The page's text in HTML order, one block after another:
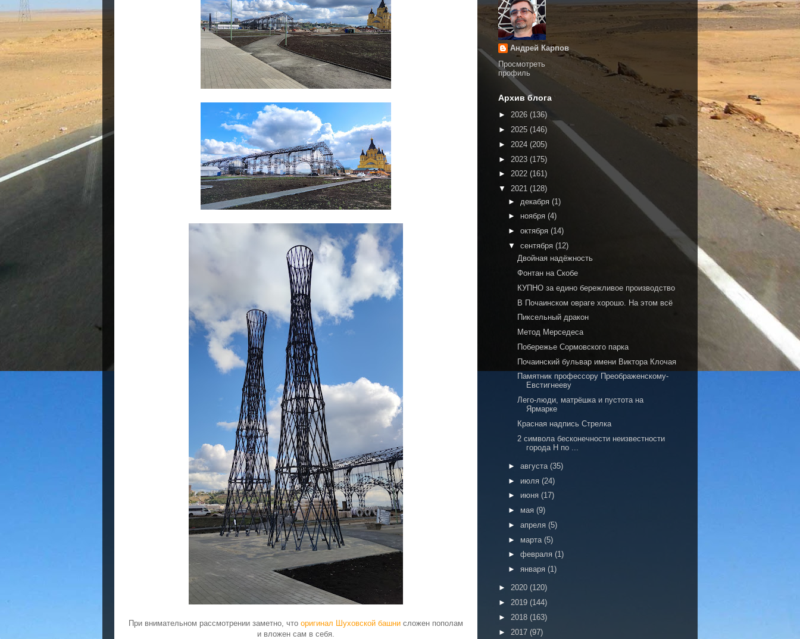
При внимательном рассмотрении заметно, что оригинал Шуховской башни сложен пополам
и вложен сам в себя.
Андрей Карпов
Просмотреть
профиль
Архив блога
► 2026 (136)
► 2025 (146)
► 2024 (205)
► 2023 (175)
► 2022 (161)
▼ 2021 (128)
► декабря (1)
► ноября (4)
► октября (14)
▼ сентября (12)
Двойная надёжность
Фонтан на Скобе
КУПНО за едино бережливое производство
В Почаинском овраге хорошо. На этом всё
Пиксельный дракон
Метод Мерседеса
Побережье Сормовского парка
Почаинский бульвар имени Виктора Клочая
Памятник профессору Преображенскому-
Евстигнееву
Лего-люди, матрёшка и пустота на
Ярмарке
Красная надпись Стрелка
2 символа бесконечности неизвестности
города Н по ...
► августа (35)
► июля (24)
► июня (17)
► мая (9)
► апреля (5)
► марта (5)
► февраля (1)
► января (1)
► 2020 (120)
► 2019 (144)
► 2018 (163)
► 2017 (97)